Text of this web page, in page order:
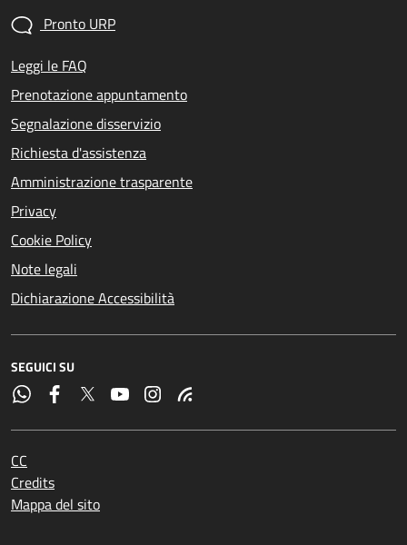
Pronto URP
Leggi le FAQ
Prenotazione appuntamento
Segnalazione disservizio
Richiesta d'assistenza
Amministrazione trasparente
Privacy
Cookie Policy
Note legali
Dichiarazione Accessibilità
SEGUICI SU
CC
Credits
Mappa del sito